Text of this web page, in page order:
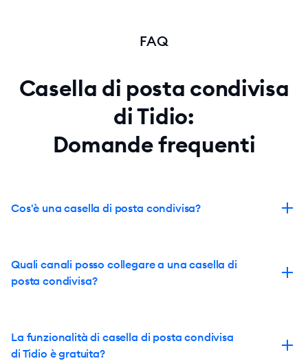
FAQ
Casella di posta condivisa
di Tidio:
Domande frequenti
Cos'è una casella di posta condivisa?
Quali canali posso collegare a una casella di
posta condivisa?
La funzionalità di casella di posta condivisa
di Tidio è gratuita?